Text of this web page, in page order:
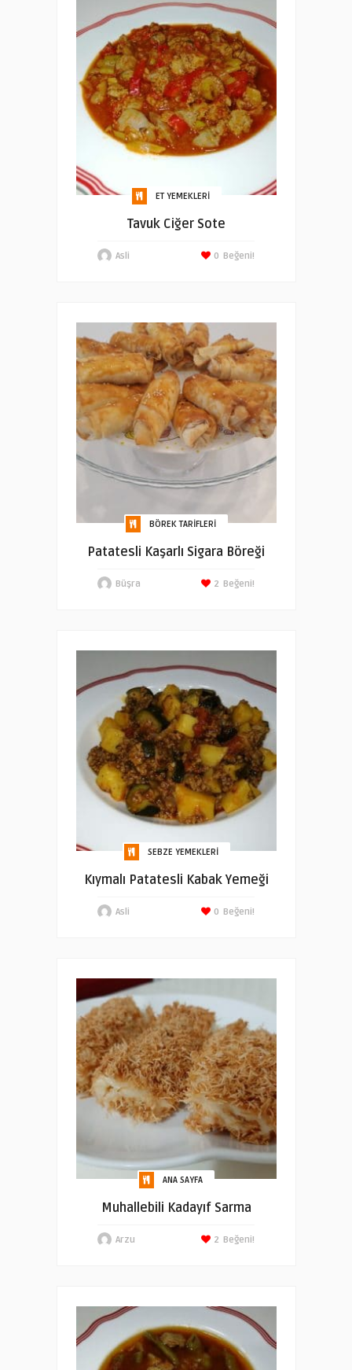
ET YEMEKLERI
Tavuk Ciğer Sote
Asli Beğeni!
0
BÖREK TARIFLERI
Patatesli Kaşarlı Sigara Böreği
Büşra Beğeni!
2
SEBZE YEMEKLERI
Kıymalı Patatesli Kabak Yemeği
Asli Beğeni!
0
ANA SAYFA
Muhallebili Kadayıf Sarma
Arzu Beğeni!
2